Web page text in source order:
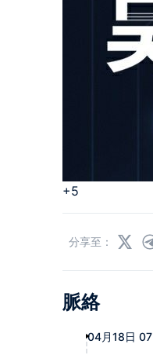
+5
分享至：
脈絡
04月18日